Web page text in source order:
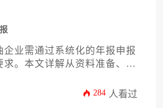
企业需通过系统化的年报申报
。本文详解从资料准备、财
节的操作要点与风险规避策
284 人看过